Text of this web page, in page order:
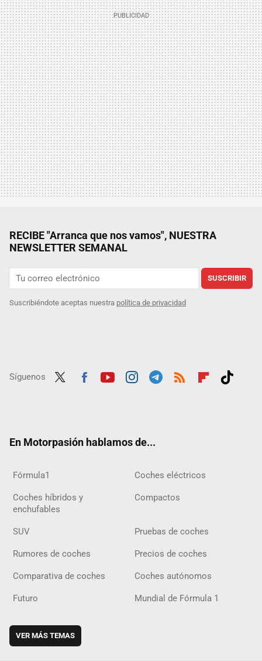
RECIBE "Arranca que nos vamos", NUESTRA
NEWSLETTER SEMANAL
SUSCRIBIR
Suscribiéndote aceptas nuestra política de privacidad
Síguenos
En Motorpasión hablamos de...
Fórmula1 Coches eléctricos
Coches híbridos y
enchufables
Compactos
SUV Pruebas de coches
Rumores de coches Precios de coches
Comparativa de coches Coches autónomos
Futuro Mundial de Fórmula 1
VER MÁS TEMAS